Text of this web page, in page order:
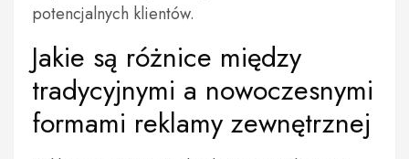
potencjalnych klientów.
Jakie są różnice między
tradycyjnymi a nowoczesnymi
formami reklamy zewnętrznej